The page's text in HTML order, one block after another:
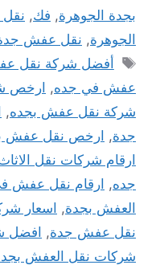
بجدة الجوهرة, فك, نقل
الجوهرة, نقل عفش
الوسوم
أفضل شركة نقل
عفش في جده, ارخص
شركة نقل عفش بجده,
جدة, ارخص نقل عفش
ارقام شركات نقل
جده, ارقام نقل عفش
العفش بجدة, اسعار
نقل عفش جدة, افضل
شركات نقل العفش